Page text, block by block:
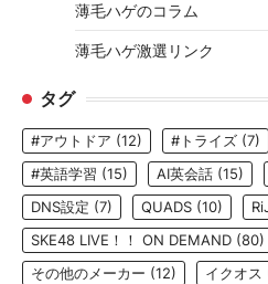
薄毛ハゲのコラム
薄毛ハゲ激選リンク
タグ
#アウトドア (12) #トライズ (7)
#英語学習 (15) AI英会話 (15)
DNS設定 (7) QUADS (10)
SKE48 LIVE！！ ON DEMAND (80)
その他のメーカー (12) イクオス